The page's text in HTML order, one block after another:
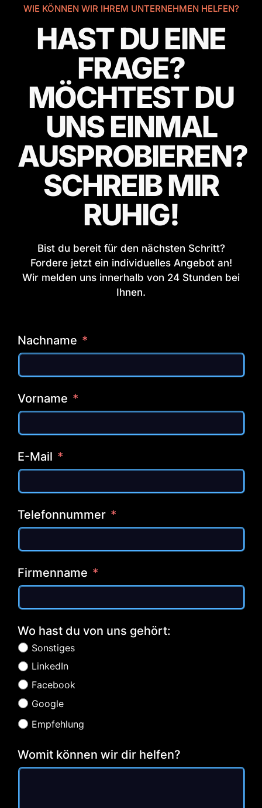
WIE KÖNNEN WIR IHREM UNTERNEHMEN HELFEN?
HAST DU EINE
FRAGE?
MÖCHTEST DU
UNS EINMAL
AUSPROBIEREN?
SCHREIB MIR
RUHIG!
Bist du bereit für den nächsten Schritt?
Fordere jetzt ein individuelles Angebot an!
Wir melden uns innerhalb von 24 Stunden bei
Ihnen.
Nachname
Vorname
E-Mail
Telefonnummer
Firmenname
Wo hast du von uns gehört:
Sonstiges
LinkedIn
Facebook
Google
Empfehlung
Womit können wir dir helfen?